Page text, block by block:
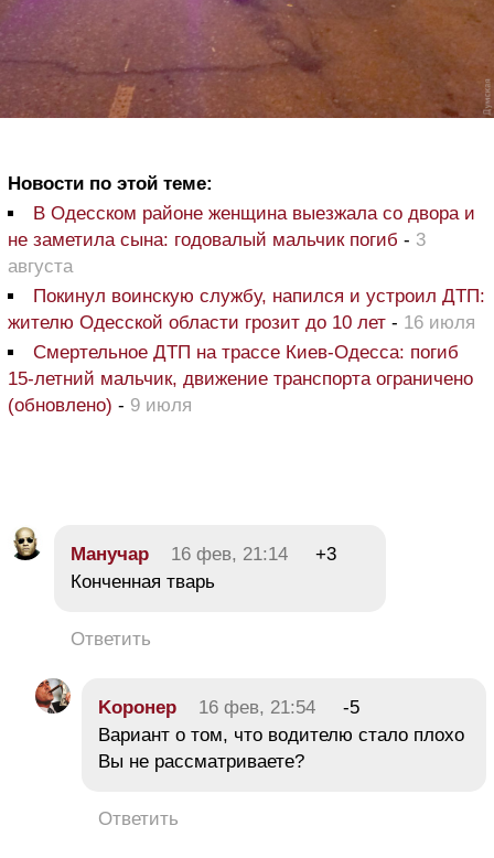
Новости по этой теме:
В Одесском районе женщина выезжала со двора и
не заметила сына: годовалый мальчик погиб - 3
августа
Покинул воинскую службу, напился и устроил ДТП:
жителю Одесской области грозит до 10 лет - 16 июля
Смертельное ДТП на трассе Киев-Одесса: погиб
15-летний мальчик, движение транспорта ограничено
(обновлено) - 9 июля
Манучар 16 фев, 21:14
+3
Конченная тварь
Ответить
Koронер 16 фев, 21:54
-5
Вариант о том, что водителю стало плохо
Вы не рассматриваете?
Ответить